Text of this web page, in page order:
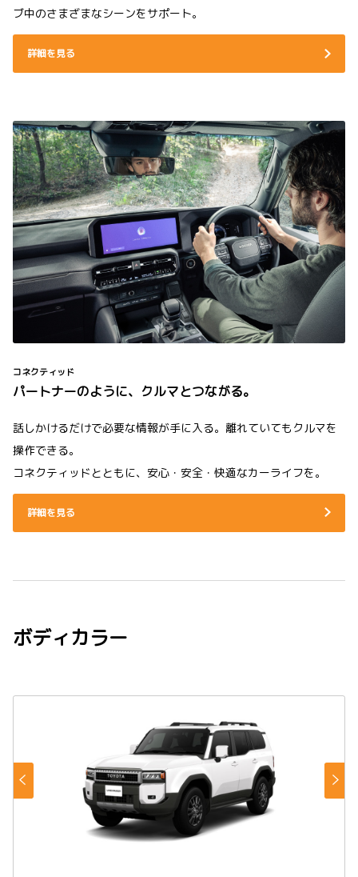
ブ中のさまざまなシーンをサポート。
詳細を見る
コネクティッド
パートナーのように、クルマとつながる。
話しかけるだけで必要な情報が手に入る。離れていてもクルマを
操作できる。
コネクティッドとともに、安心・安全・快適なカーライフを。
詳細を見る
ボディカラー